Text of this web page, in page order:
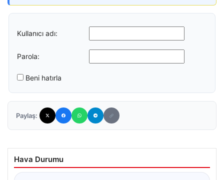
Kullanıcı adı:
Parola:
Beni hatırla
Paylaş:
Hava Durumu